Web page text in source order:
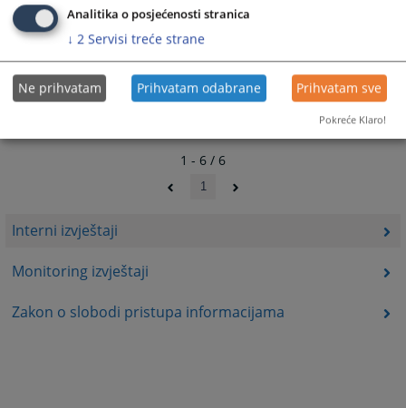
Interni izvještaji
Monitoring izvještaji
Zakon o slobodi pristupa informacijama
1 - 6 / 6
1
Analitika o posjećenosti stranica
↓ 2 Servisi treće strane
Ne prihvatam Prihvatam odabrane Prihvatam sve
Pokreće Klaro!